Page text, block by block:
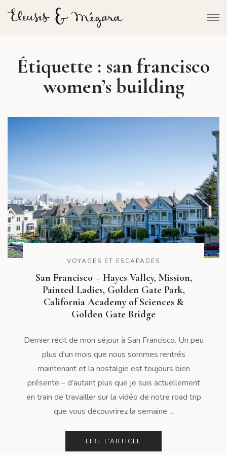
Étiquette : san francisco
women’s building
VOYAGES ET ESCAPADES
San Francisco – Hayes Valley, Mission,
Painted Ladies, Golden Gate Park,
California Academy of Sciences &
Golden Gate Bridge
Dernier récit de mon séjour à San Francisco. Un peu
plus d’un mois que nous sommes rentrés
maintenant et la nostalgie est toujours bien
présente – d’autant plus que je suis actuellement
en train de travailler sur la vidéo de notre road trip
que vous découvrirez la semaine ...
LIRE L’ARTICLE